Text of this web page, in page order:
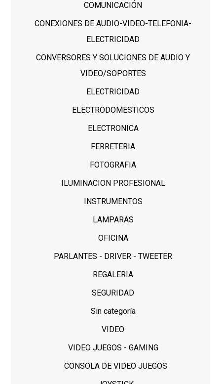
COMUNICACIÓN
CONEXIONES DE AUDIO-VIDEO-TELEFONIA-
ELECTRICIDAD
CONVERSORES Y SOLUCIONES DE AUDIO Y
VIDEO/SOPORTES
ELECTRICIDAD
ELECTRODOMESTICOS
ELECTRONICA
FERRETERIA
FOTOGRAFIA
ILUMINACION PROFESIONAL
INSTRUMENTOS
LAMPARAS
OFICINA
PARLANTES - DRIVER - TWEETER
REGALERIA
SEGURIDAD
Sin categoría
VIDEO
VIDEO JUEGOS - GAMING
CONSOLA DE VIDEO JUEGOS